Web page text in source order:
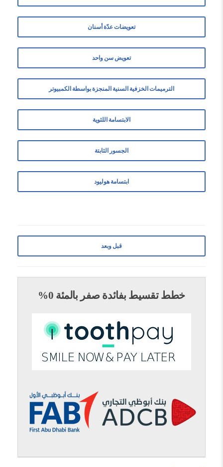
تعويضات عدّة أسنان
تعويض سن واحد
الترميمات الخزفية السنية المنجزة بواسطة الكمبيوتر
الابتسامة اللثوية
الجسور الثابتة
ابتسامة هوليود
قبل وبعد
خطط تقسيط بفائدة صفر بالمئة 0%